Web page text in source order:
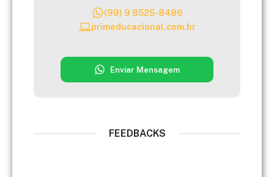
(99) 9 8525-8486
primeducacional.com.br
Enviar Mensagem
FEEDBACKS